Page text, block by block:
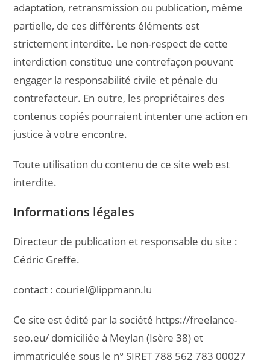
adaptation, retransmission ou publication, même
partielle, de ces différents éléments est
strictement interdite. Le non-respect de cette
interdiction constitue une contrefaçon pouvant
engager la responsabilité civile et pénale du
contrefacteur. En outre, les propriétaires des
contenus copiés pourraient intenter une action en
justice à votre encontre.
Toute utilisation du contenu de ce site web est
interdite.
Informations légales
Directeur de publication et responsable du site :
Cédric Greffe.
contact : couriel@lippmann.lu
Ce site est édité par la société https://freelance-
seo.eu/ domiciliée à Meylan (Isère 38) et
immatriculée sous le n° SIRET 788 562 783 00027